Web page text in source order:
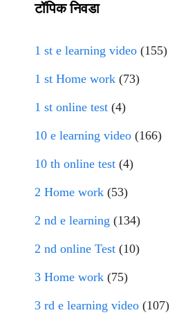
टॉपिक निवडा
1 st e learning video (155)
1 st Home work (73)
1 st online test (4)
10 e learning video (166)
10 th online test (4)
2 Home work (53)
2 nd e learning (134)
2 nd online Test (10)
3 Home work (75)
3 rd e learning video (107)